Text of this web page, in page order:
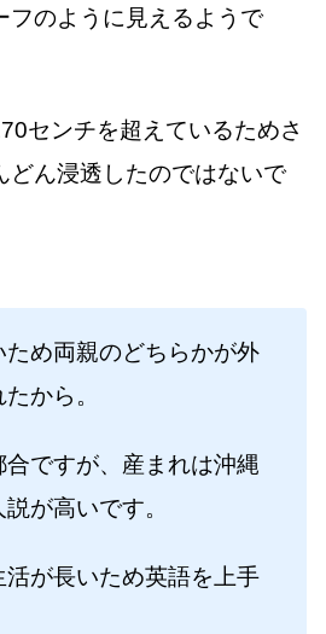
フのように見えるようで
センチを超えているためさ
どん浸透したのではないで
め両親のどちらかが外
から。
ですが、産まれは沖縄
が高いです。
が長いため英語を上手